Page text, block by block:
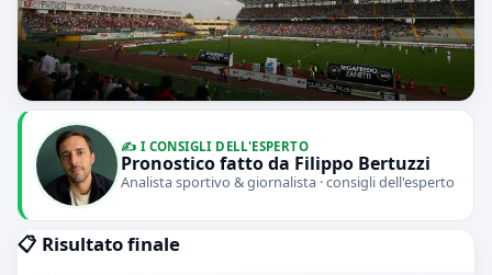
✍️ I CONSIGLI DELL'ESPERTO
Pronostico fatto da Filippo Bertuzzi
Analista sportivo & giornalista · consigli dell'esperto
📋 Risultato finale